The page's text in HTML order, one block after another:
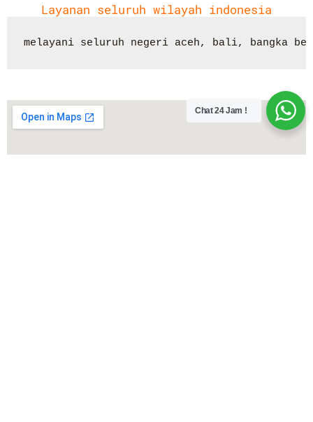
Layanan seluruh wilayah indonesia
melayani seluruh negeri aceh, bali, bangka
Chat 24 Jam !